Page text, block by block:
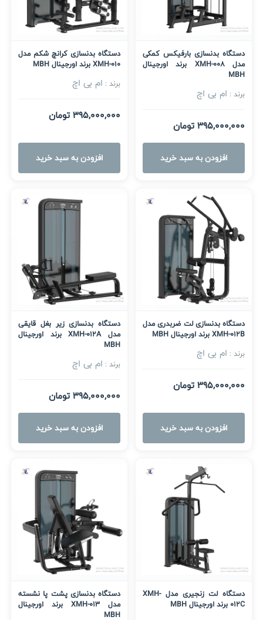
دستگاه بدنسازی بارفیکس کمکی
مدل XMH-008 برند اورجینال
MBH
برند : ام بی اچ
395,000,000 تومان
افزودن به سبد خرید
دستگاه بدنسازی کرانچ شکم مدل
XMH-010 برند اورجینال MBH
برند : ام بی اچ
395,000,000 تومان
افزودن به سبد خرید
دستگاه بدنسازی لت ضربدری مدل
XMH-012B برند اورجینال MBH
برند : ام بی اچ
395,000,000 تومان
افزودن به سبد خرید
دستگاه بدنسازی زیر بغل قایقی
مدل XMH-012A برند اورجینال
MBH
برند : ام بی اچ
395,000,000 تومان
افزودن به سبد خرید
دستگاه لت زنجیری مدل XMH-
012C برند اورجینال MBH
دستگاه بدنسازی پشت پا نشسته
مدل XMH-013 برند اورجینال
MBH